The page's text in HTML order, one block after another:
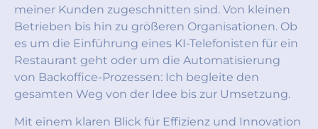
meiner Kunden zugeschnitten sind. Von kleinen
Betrieben bis hin zu größeren Organisationen. Ob
es um die Einführung eines KI-Telefonisten für ein
Restaurant geht oder um die Automatisierung
von Backoffice-Prozessen: Ich begleite den
gesamten Weg von der Idee bis zur Umsetzung.
Mit einem klaren Blick für Effizienz und Innovation